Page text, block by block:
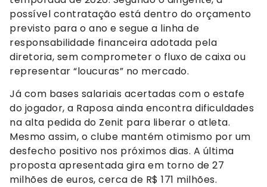
possível contratação está dentro do orçamento
previsto para o ano e segue a linha de
responsabilidade financeira adotada pela
diretoria, sem comprometer o fluxo de caixa ou
representar “loucuras” no mercado.
Já com bases salariais acertadas com o estafe
do jogador, a Raposa ainda encontra dificuldades
na alta pedida do Zenit para liberar o atleta.
Mesmo assim, o clube mantém otimismo por um
desfecho positivo nos próximos dias. A última
proposta apresentada gira em torno de 27
milhões de euros, cerca de R$ 171 milhões.